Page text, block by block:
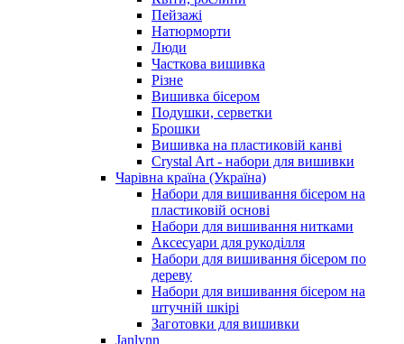
Пейзажі
Натюрморти
Люди
Часткова вишивка
Різне
Вишивка бісером
Подушки, серветки
Брошки
Вишивка на пластиковій канві
Crystal Art - набори для вишивки
Чарівна країна (Україна)
Набори для вишивання бісером на
пластиковій основі
Набори для вишивання нитками
Аксесуари для рукоділля
Набори для вишивання бісером по
дереву
Набори для вишивання бісером на
штучній шкірі
Заготовки для вишивки
Janlynn